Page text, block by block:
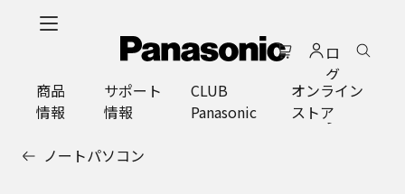
ロ
グ
イ
ン
商品
情報
サポート
情報
CLUB
Panasonic
オンライン
ストア
ノートパソコン